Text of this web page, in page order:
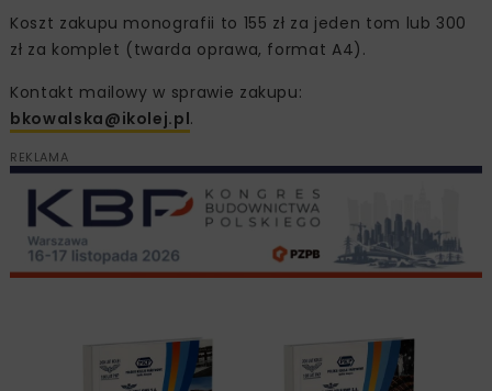
Koszt zakupu monografii to 155 zł za jeden tom lub 300
zł za komplet (twarda oprawa, format A4).
Kontakt mailowy w sprawie zakupu:
bkowalska@ikolej.pl.
REKLAMA